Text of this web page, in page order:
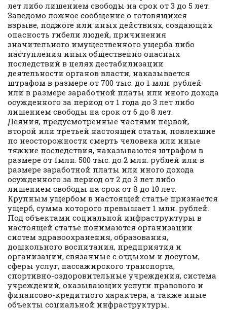
лет либо лишением свободы на срок от 3 до 5 лет.
Заведомо ложное сообщение о готовящихся
взрыве, поджоге или иных действиях, создающих
опасность гибели людей, причинения
значительного имущественного ущерба либо
наступления иных общественно опасных
последствий в целях дестабилизации
деятельности органов власти, наказывается
штрафом в размере от 700 тыс. до 1 млн. рублей
или в размере заработной платы или иного дохода
осужденного за период от 1 года до 3 лет либо
лишением свободы на срок от 6 до 8 лет.
Деяния, предусмотренные частями первой,
второй или третьей настоящей статьи, повлекшие
по неосторожности смерть человека или иные
тяжкие последствия, наказываются штрафом в
размере от 1млн. 500 тыс. до 2 млн. рублей или в
размере заработной платы или иного дохода
осужденного за период от 2 до 3 лет либо
лишением свободы на срок от 8 до 10 лет.
Крупным ущербом в настоящей статье признается
ущерб, сумма которого превышает 1 млн. рублей.
Под объектами социальной инфраструктуры в
настоящей статье понимаются организации
систем здравоохранения, образования,
дошкольного воспитания, предприятия и
организации, связанные с отдыхом и досугом,
сферы услуг, пассажирского транспорта,
спортивно-оздоровительные учреждения, система
учреждений, оказывающих услуги правового и
финансово-кредитного характера, а также иные
объекты социальной инфраструктуры.